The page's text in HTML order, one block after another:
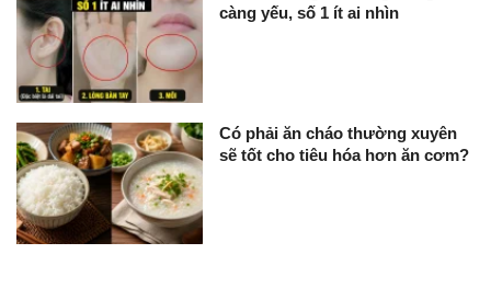
càng yếu, số 1 ít ai nhìn
Có phải ăn cháo thường xuyên
sẽ tốt cho tiêu hóa hơn ăn cơm?